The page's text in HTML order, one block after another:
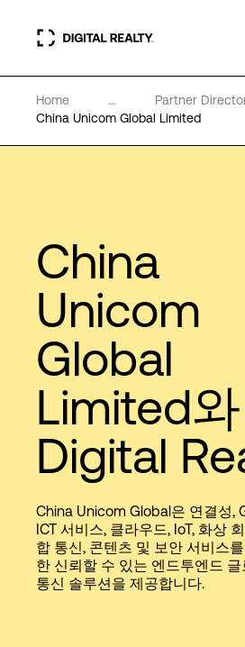
데이터 센터
전문성 및 리소스
소개
Language
로그인
Home ...
Partner
China Unicom Global Limited
China
Unicom
Global
Limited와
Digital
China Unicom Global은 연결성,
ICT 서비스, 클라우드, IoT, 화상
합 통신, 콘텐츠 및 보안 서비스
한 신뢰할 수 있는 엔드투엔드 글
통신 솔루션을 제공합니다.